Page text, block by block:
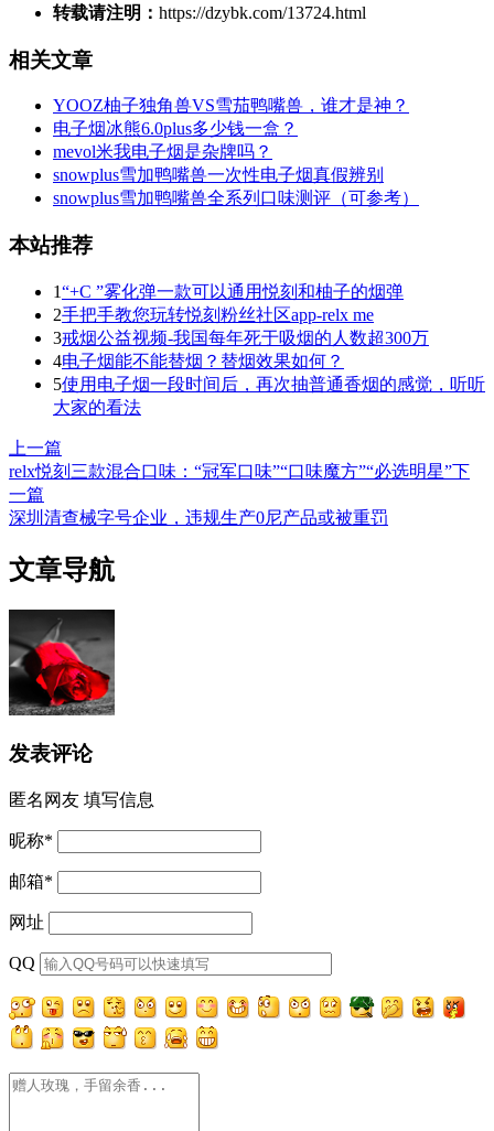
转载请注明： https://dzybk.com/13724.html
相关文章
YOOZ柚子独角兽VS雪茄鸭嘴兽，谁才是神？
电子烟冰熊6.0plus多少钱一盒？
mevol米我电子烟是杂牌吗？
snowplus雪加鸭嘴兽一次性电子烟真假辨别
snowplus雪加鸭嘴兽全系列口味测评（可参考）
本站推荐
1“+C ”雾化弹一款可以通用悦刻和柚子的烟弹
2手把手教您玩转悦刻粉丝社区app-relx me
3戒烟公益视频-我国每年死于吸烟的人数超300万
4电子烟能不能替烟？替烟效果如何？
5使用电子烟一段时间后，再次抽普通香烟的感觉，听听
大家的看法
上一篇
relx悦刻三款混合口味：“冠军口味”“口味魔方”“必选明星”下
一篇
深圳清查械字号企业，违规生产0尼产品或被重罚
文章导航
发表评论
匿名网友 填写信息
昵称*
邮箱*
网址
QQ